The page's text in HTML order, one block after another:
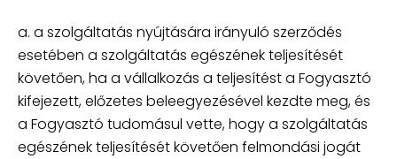
a. a szolgáltatás nyújtására irányuló szerződés
esetében a szolgáltatás egészének teljesítését
követően, ha a vállalkozás a teljesítést a Fogyasztó
kifejezett, előzetes beleegyezésével kezdte meg, és
a Fogyasztó tudomásul vette, hogy a szolgáltatás
egészének teljesítését követően felmondási jogát